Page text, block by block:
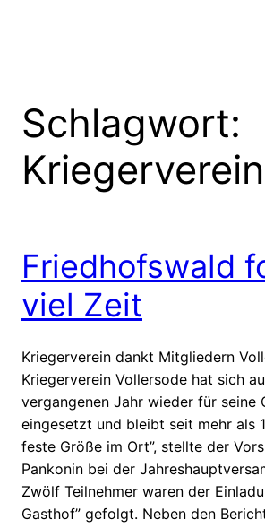
Schlagwort:
Kriegerverein
Friedhofswald
viel Zeit
Kriegerverein dankt Mitgliedern
Kriegerverein Vollersode hat sich
vergangenen Jahr wieder für seine
eingesetzt und bleibt seit mehr als
feste Größe im Ort”, stellte der
Pankonin bei der
Zwölf Teilnehmer waren der
Gasthof” gefolgt. Neben den